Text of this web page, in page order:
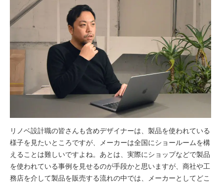
リノベ設計職の皆さんも含めデザイナーは、製品を使われている
様子を見たいところですが、メーカーは全国にショールームを構
えることは難しいですよね。あとは、実際にショップなどで製品
を使われている事例を見せるのが手段かと思いますが、商社や工
務店を介して製品を販売する流れの中では、メーカーとしてどこ